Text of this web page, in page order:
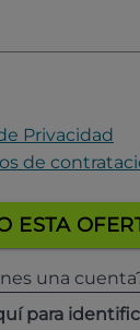
Privacidad
de
ESTA
una
para